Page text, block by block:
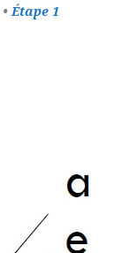
• Étape 1